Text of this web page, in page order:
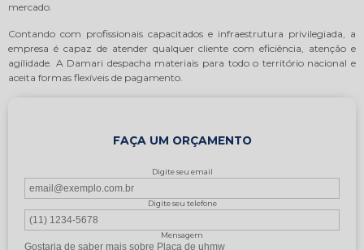
mercado.
Contando com profissionais capacitados e infraestrutura privilegiada, a
empresa é capaz de atender qualquer cliente com eficiência, atenção e
agilidade. A Damari despacha materiais para todo o território nacional e
aceita formas flexíveis de pagamento.
FAÇA UM ORÇAMENTO
Digite seu email
Digite seu telefone
Mensagem